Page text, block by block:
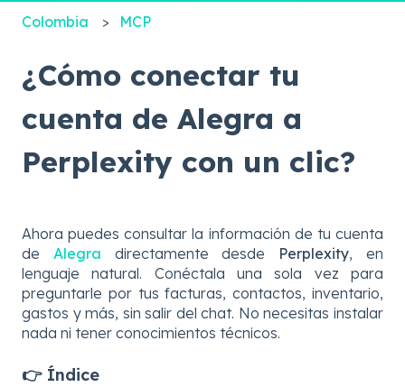
Colombia MCP
¿Cómo conectar tu
cuenta de Alegra a
Perplexity con un clic?
Ahora puedes consultar la información de tu cuenta
de Alegra directamente desde Perplexity, en
lenguaje natural. Conéctala una sola vez para
preguntarle por tus facturas, contactos, inventario,
gastos y más, sin salir del chat. No necesitas instalar
nada ni tener conocimientos técnicos.
👉 Índice